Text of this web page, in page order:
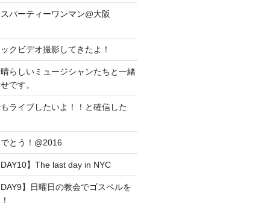
パーティーワンマン@大阪
クビデオ撮影してきたよ！
らしいミュージシャンたちと一緒
です。
ライブしたいよ！！と確信した
とう！@2016
】The last day in NYC
】日曜日の教会でゴスペルを